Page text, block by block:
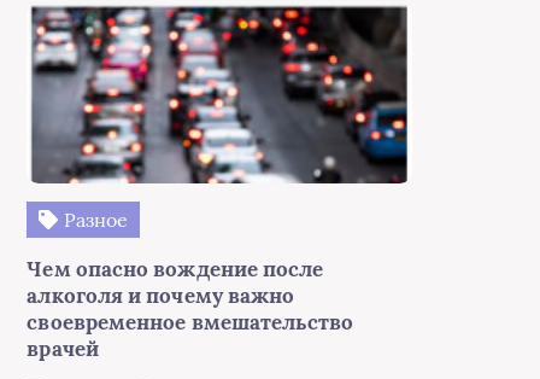
Разное
Чем опасно вождение после
алкоголя и почему важно
своевременное вмешательство
врачей